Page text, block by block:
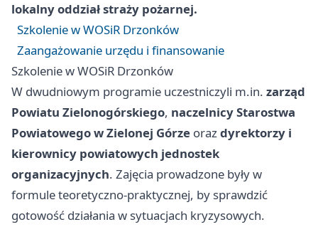
lokalny oddział straży pożarnej.
Szkolenie w WOSiR Drzonków
Zaangażowanie urzędu i finansowanie
Szkolenie w WOSiR Drzonków
W dwudniowym programie uczestniczyli m.in. zarząd
Powiatu Zielonogórskiego, naczelnicy Starostwa
Powiatowego w Zielonej Górze orazdyrektorzy i
kierownicy powiatowych jednostek
organizacyjnych. Zajęcia prowadzone były w
formule teoretyczno-praktycznej, by sprawdzić
gotowość działania w sytuacjach kryzysowych.